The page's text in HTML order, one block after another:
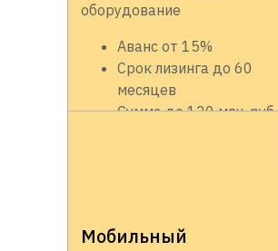
оборудование
Аванс от 15%
Срок лизинга до 60
месяцев
Сумма до 120 млн. руб.
Мобильный